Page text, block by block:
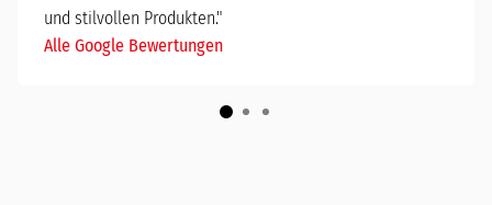
und stilvollen Produkten."
Alle Google Bewertungen